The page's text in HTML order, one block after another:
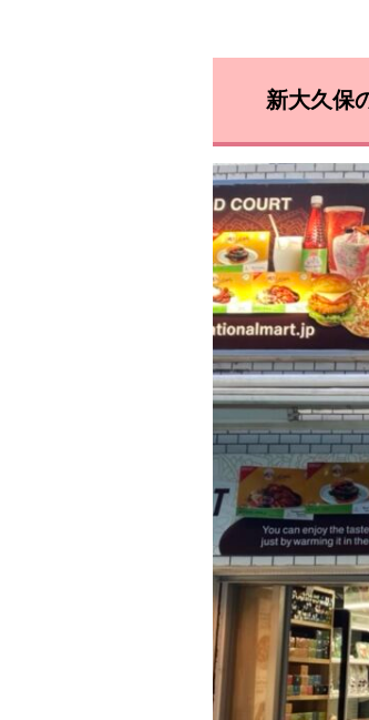
新大久保